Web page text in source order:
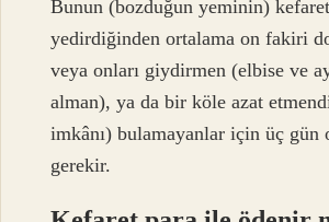
Bunun (bozduğun yeminin)
yedirdiğinden ortalama on fakiri
veya onları giydirmen (elbise ve
alman), ya da bir köle azat
imkânı) bulamayanlar için üç gün
gerekir.